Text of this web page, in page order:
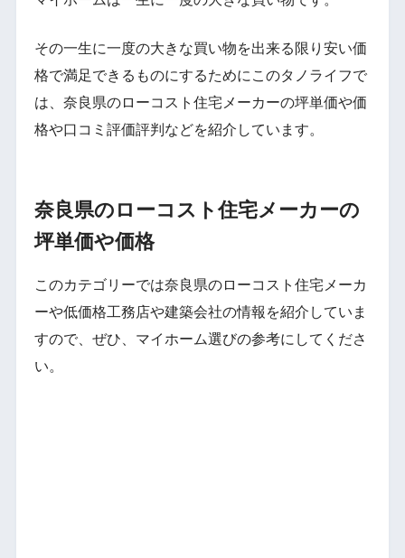
その一生に一度の大きな買い物を出来る限り安い価
格で満足できるものにするためにこのタノライフで
は、奈良県のローコスト住宅メーカーの坪単価や価
格や口コミ評価評判などを紹介しています。
奈良県のローコスト住宅メーカーの
坪単価や価格
このカテゴリーでは奈良県のローコスト住宅メーカ
ーや低価格工務店や建築会社の情報を紹介していま
すので、ぜひ、マイホーム選びの参考にしてくださ
い。